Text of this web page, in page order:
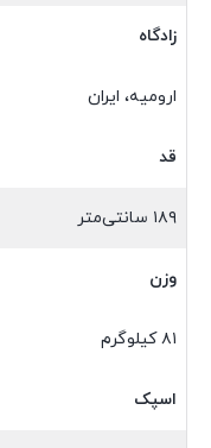
زادگاه
ارومیه، ایران
قد
۱۸۹ سانتی‌متر
وزن
۸۱ کیلوگرم
اسپک